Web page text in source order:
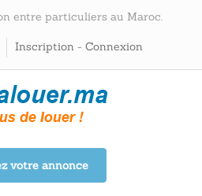
entre particuliers au Maroc.
Inscription - Connexion
votre annonce